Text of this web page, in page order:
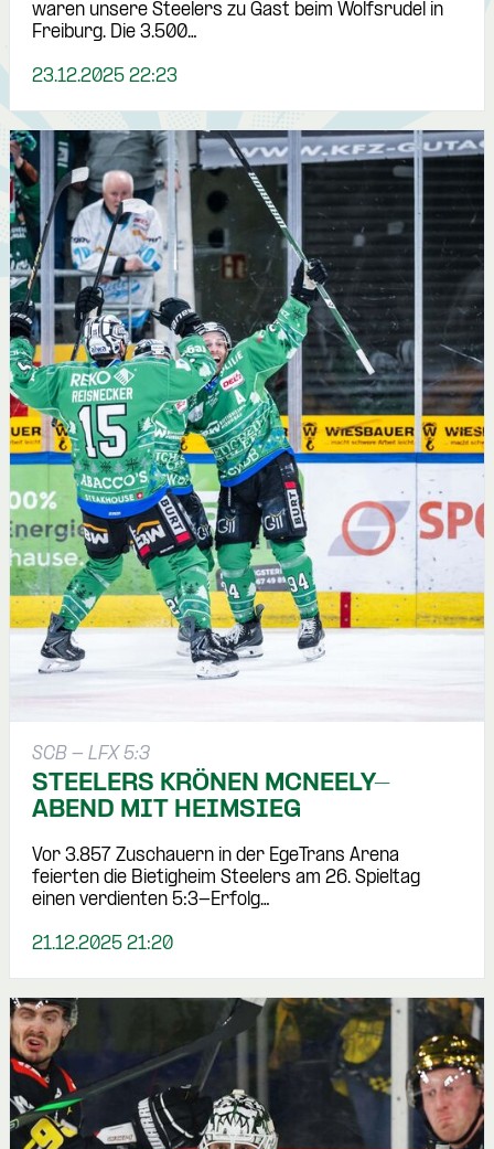
waren unsere Steelers zu Gast beim Wolfsrudel in
Freiburg. Die 3.500…
23.12.2025 22:23
SCB - LFX 5:3
STEELERS KRÖNEN MCNEELY-
ABEND MIT HEIMSIEG
Vor 3.857 Zuschauern in der EgeTrans Arena
feierten die Bietigheim Steelers am 26. Spieltag
einen verdienten 5:3-Erfolg…
21.12.2025 21:20